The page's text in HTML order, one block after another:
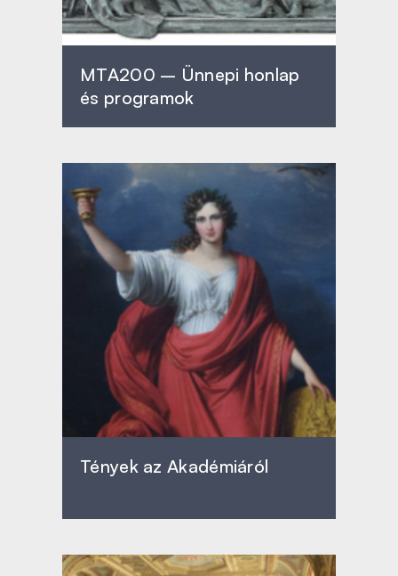
MTA200 – Ünnepi honlap
és programok
Tények az Akadémiáról